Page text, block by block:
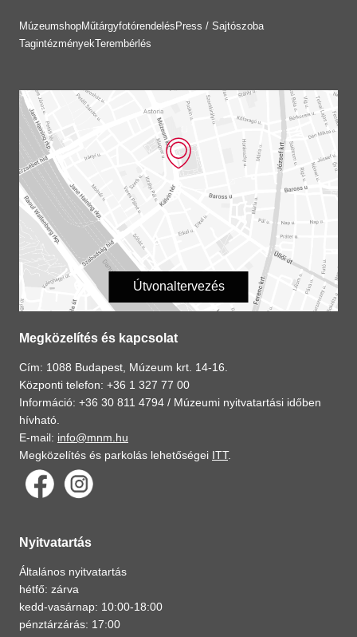
MúzeumshopMűtárgyfotórendelés Press / Sajtószoba
TagintézményekTerembérlés
Útvonaltervezés
Megközelítés és kapcsolat
Cím: 1088 Budapest, Múzeum krt. 14-16.
Központi telefon: +36 1 327 77 00
Információ: +36 30 811 4794 / Múzeumi nyitvatartási időben
hívható.
E-mail: info@mnm.hu
Megközelítés és parkolás lehetőségei ITT.
Nyitvatartás
Általános nyitvatartás
hétfő: zárva
kedd-vasárnap: 10:00-18:00
pénztárzárás: 17:00